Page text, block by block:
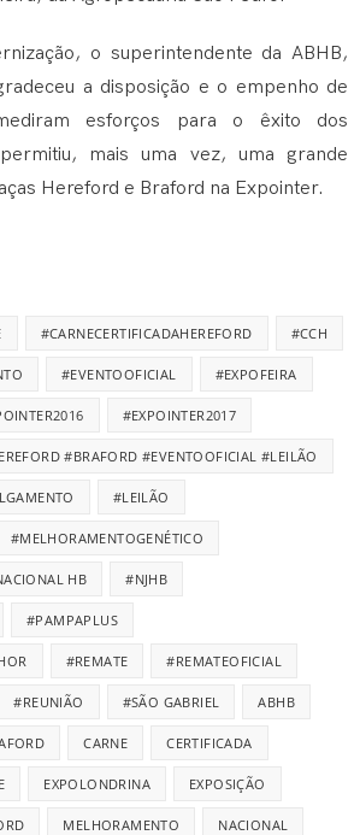
o superintendente da ABHB,
a disposição e o empenho de
esforços para o êxito dos
mais uma vez, uma grande
Hereford e Braford na Expointer.
#CARNECERTIFICADAHEREFORD #CCH
#EVENTOOFICIAL #EXPOFEIRA
#EXPOINTER2017
#BRAFORD #EVENTOOFICIAL #LEILÃO
#LEILÃO
#MELHORAMENTOGENÉTICO
HB #NJHB
#PAMPAPLUS
#REMATE #REMATEOFICIAL
#REUNIÃO #SÃO GABRIEL ABHB
CARNE CERTIFICADA
EXPOLONDRINA EXPOSIÇÃO
MELHORAMENTO NACIONAL